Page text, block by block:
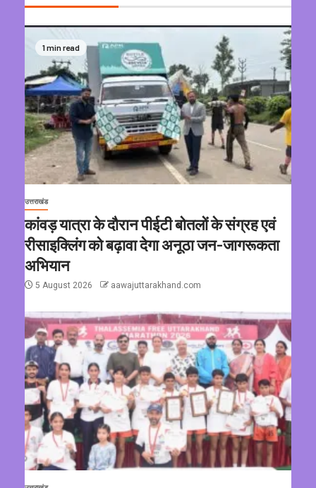
1 min read
उत्तराखंड
कांवड़ यात्रा के दौरान पीईटी बोतलों के संग्रह एवं
रीसाइक्लिंग को बढ़ावा देगा अनूठा जन-जागरूकता
अभियान
5 August 2026 aawajuttarakhand.com